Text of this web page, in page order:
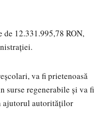
12.331.995,78 RON,
va fi prietenoasă
surse regenerabile și va fi
ajutorul autorităților